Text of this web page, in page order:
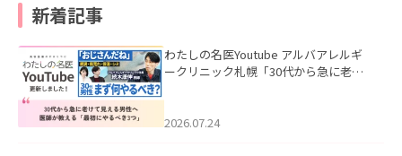
新着記事
わたしの名医Youtube アルバアレルギ
ークリニック札幌「30代から急に老け
た。
2026.07.24